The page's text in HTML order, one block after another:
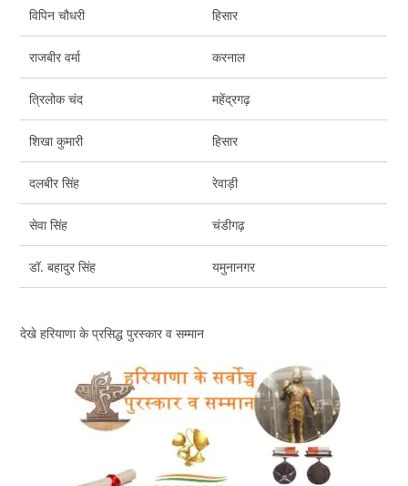
विपिन चौधरी हिसार
राजबीर वर्मा करनाल
त्रिलोक चंद महेंद्रगढ़
शिखा कुमारी हिसार
दलबीर सिंह रेवाड़ी
सेवा सिंह चंडीगढ़
डॉ. बहादुर सिंह यमुनानगर
देखे हरियाणा के प्रसिद्ध पुरस्कार व सम्मान